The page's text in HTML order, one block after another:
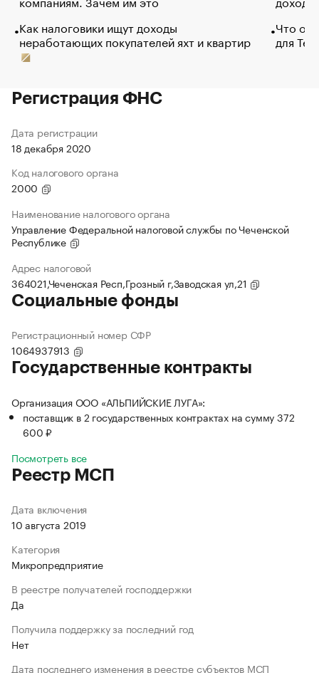
Как налоговики ищут доходы
неработающих покупателей яхт и квартир
Что
для
Регистрация ФНС
Дата регистрации
18 декабря 2020
Код налогового органа
2000
Наименование налогового органа
Управление Федеральной налоговой службы по Чеченской
Республике
Адрес налоговой
364021,Чеченская Респ,Грозный г,Заводская ул,21
Социальные фонды
Регистрационный номер СФР
1064937913
Государственные контракты
Организация ООО «АЛЬПИЙСКИЕ ЛУГА»:
поставщик в 2 государственных контрактах на сумму 372
600 ₽
Посмотреть все
Реестр МСП
Дата включения
10 августа 2019
Категория
Микропредприятие
В реестре получателей господдержки
Да
Получила поддержку за последний год
Нет
Дата последнего изменения в реестре субъектов МСП